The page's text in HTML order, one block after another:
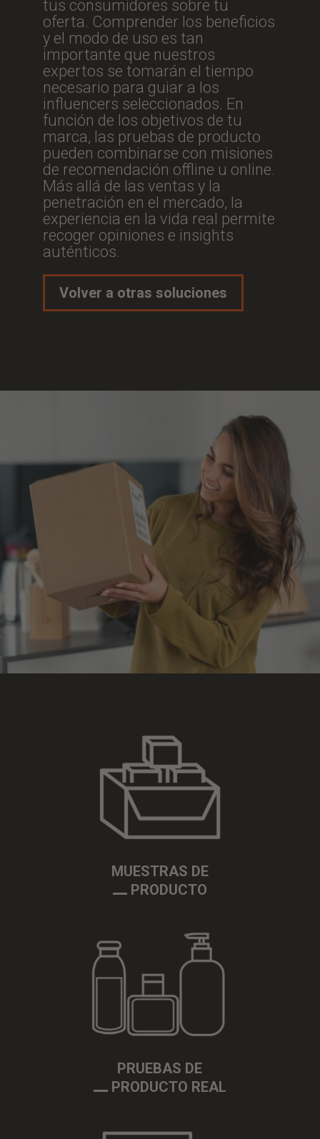
tus consumidores sobre tu
oferta. Comprender los beneficios
y el modo de uso es tan
importante que nuestros
expertos se tomarán el tiempo
necesario para guiar a los
influencers seleccionados. En
función de los objetivos de tu
marca, las pruebas de producto
pueden combinarse con misiones
de recomendación offline u online.
Más allá de las ventas y la
penetración en el mercado, la
experiencia en la vida real permite
recoger opiniones e insights
auténticos.
Volver a otras soluciones
MUESTRAS DE
PRODUCTO
PRUEBAS DE
PRODUCTO REAL